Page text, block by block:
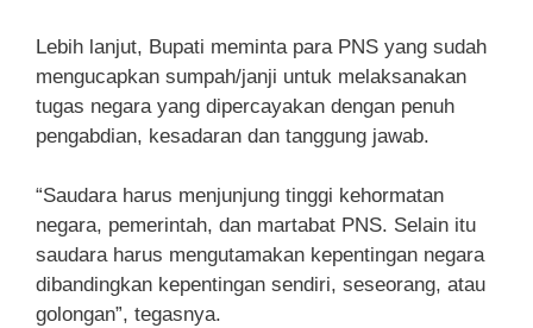
Lebih lanjut, Bupati meminta para PNS yang sudah
mengucapkan sumpah/janji untuk melaksanakan
tugas negara yang dipercayakan dengan penuh
pengabdian, kesadaran dan tanggung jawab.
“Saudara harus menjunjung tinggi kehormatan
negara, pemerintah, dan martabat PNS. Selain itu
saudara harus mengutamakan kepentingan negara
dibandingkan kepentingan sendiri, seseorang, atau
golongan”, tegasnya.